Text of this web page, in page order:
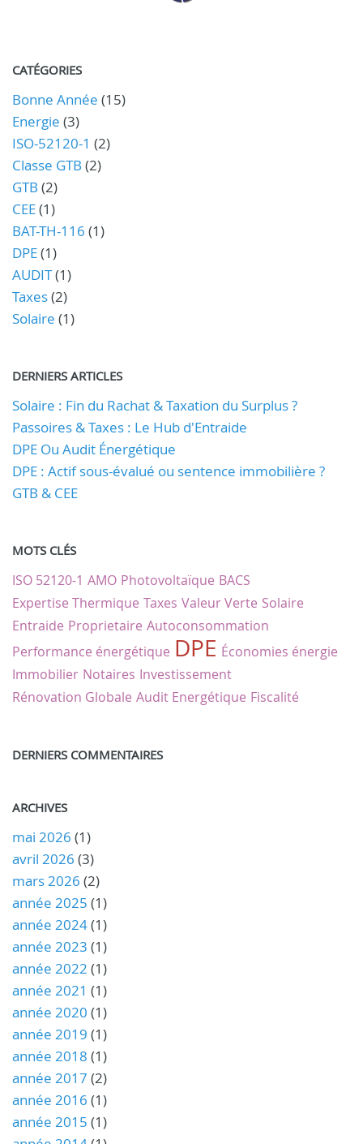
CATÉGORIES
Bonne Année (15)
Energie (3)
ISO-52120-1 (2)
Classe GTB (2)
GTB (2)
CEE(1)
BAT-TH-116 (1)
DPE(1)
AUDIT(1)
Taxes(2)
Solaire (1)
DERNIERS ARTICLES
Solaire : Fin du Rachat & Taxation du Surplus ?
Passoires & Taxes : Le Hub d'Entraide
DPE Ou Audit Énergétique
DPE : Actif sous-évalué ou sentence immobilière ?
GTB & CEE
MOTS CLÉS
ISO 52120-1 AMO Photovoltaïque BACS
Expertise Thermique Taxes Valeur Verte Solaire
Entraide Proprietaire Autoconsommation
Performance énergétique DPE Économies énergie
Immobilier Notaires Investissement
Rénovation Globale Audit Energétique Fiscalité
DERNIERS COMMENTAIRES
ARCHIVES
mai 2026 (1)
avril 2026 (3)
mars 2026 (2)
année 2025 (1)
année 2024(1)
année 2023 (1)
année 2022 (1)
année 2021 (1)
année 2020 (1)
année 2019 (1)
année 2018 (1)
année 2017 (2)
année 2016 (1)
année 2015 (1)